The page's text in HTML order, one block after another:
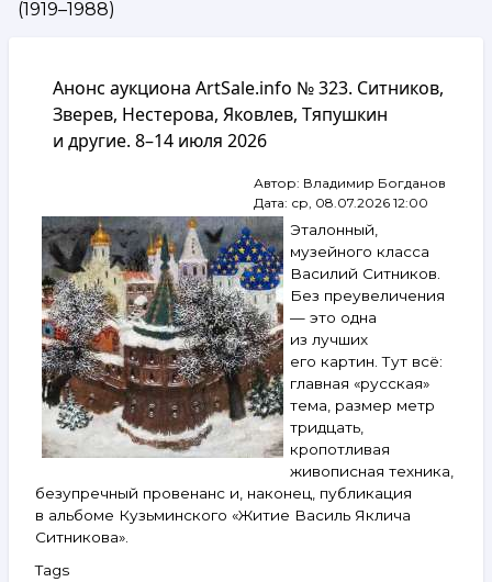
навигации
(1919–1988)
Анонс аукциона ArtSale.info № 323. Ситников,
Зверев, Нестерова, Яковлев, Тяпушкин
и другие. 8–14 июля 2026
Автор: Владимир Богданов
Дата: ср, 08.07.2026 12:00
Эталонный,
музейного класса
Василий Ситников.
Без преувеличения
— это одна
из лучших
его картин. Тут всё:
главная «русская»
тема, размер метр
тридцать,
кропотливая
живописная техника,
безупречный провенанс и, наконец, публикация
в альбоме Кузьминского «Житие Василь Яклича
Ситникова».
Tags